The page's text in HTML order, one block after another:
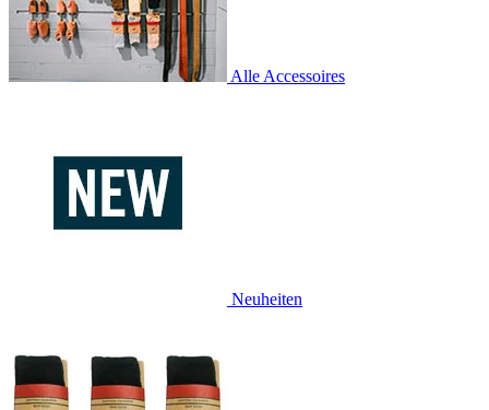
Alle Accessoires
Neuheiten